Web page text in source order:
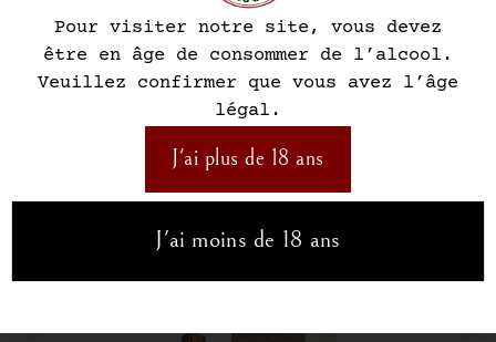
,Champagnes Brut
38,90€
Ajouter au panier
Pour visiter notre site, vous devez
être en âge de consommer de l’alcool.
Veuillez confirmer que vous avez l’âge
légal.
J'ai plus de 18 ans
J'ai moins de 18 ans